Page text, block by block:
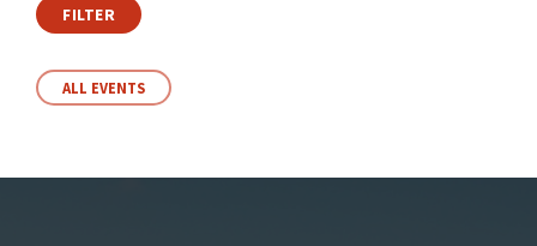
FILTER
ALL EVENTS